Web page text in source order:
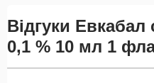
Відгуки
0,1 % 10 мл 1